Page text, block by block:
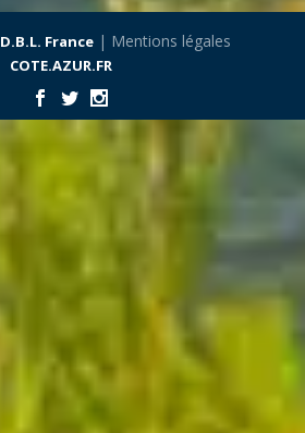
D.B.L. France| Mentions légales
COTE.AZUR.FR